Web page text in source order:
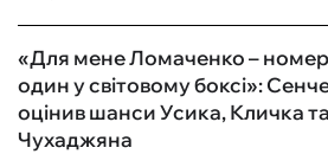
«Для мене Ломаченко – номер
один у світовому боксі»:
оцінив шанси Усика, Кличка та
Чухаджяна